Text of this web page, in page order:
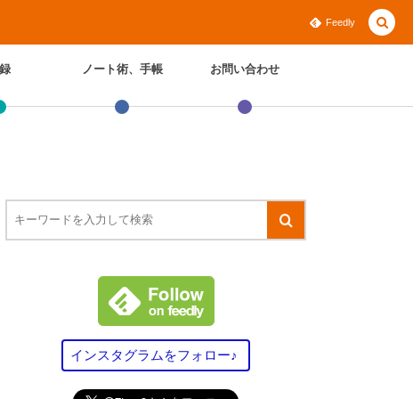
Feedly
ノート術、手帳 お問い合わせ
インスタグラムをフォロー♪